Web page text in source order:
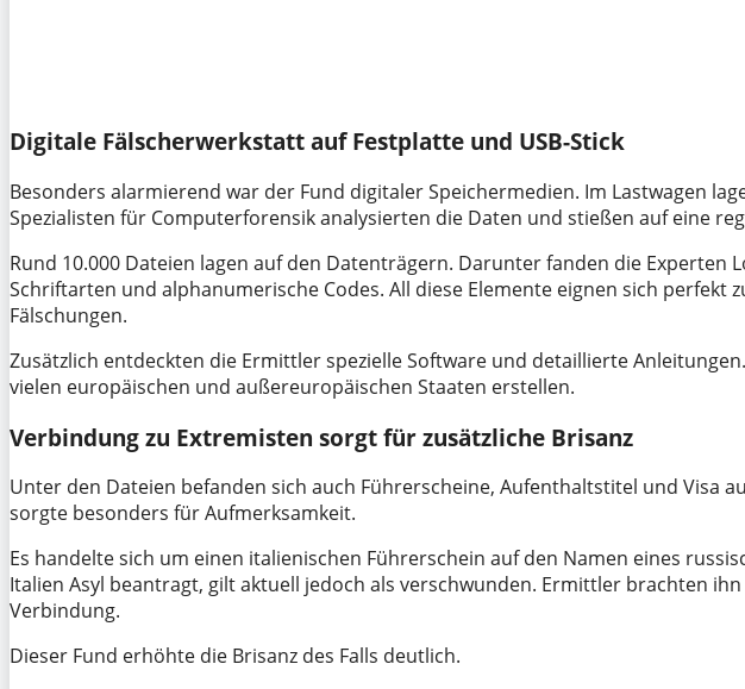
Digitale Fälscherwerkstatt auf Festplatte und USB-Stick
Besonders alarmierend war der Fund digitaler Speichermedien. Im Lastwagen
Spezialisten für Computerforensik analysierten die Daten und stießen auf eine
Rund 10.000 Dateien lagen auf den Datenträgern. Darunter fanden die Experten
Schriftarten und alphanumerische Codes. All diese Elemente eignen sich perfekt
Fälschungen.
Zusätzlich entdeckten die Ermittler spezielle Software und detaillierte
vielen europäischen und außereuropäischen Staaten erstellen.
Verbindung zu Extremisten sorgt für zusätzliche Brisanz
Unter den Dateien befanden sich auch Führerscheine, Aufenthaltstitel und Visa
sorgte besonders für Aufmerksamkeit.
Es handelte sich um einen italienischen Führerschein auf den Namen eines
Italien Asyl beantragt, gilt aktuell jedoch als verschwunden. Ermittler brachten
Verbindung.
Dieser Fund erhöhte die Brisanz des Falls deutlich.